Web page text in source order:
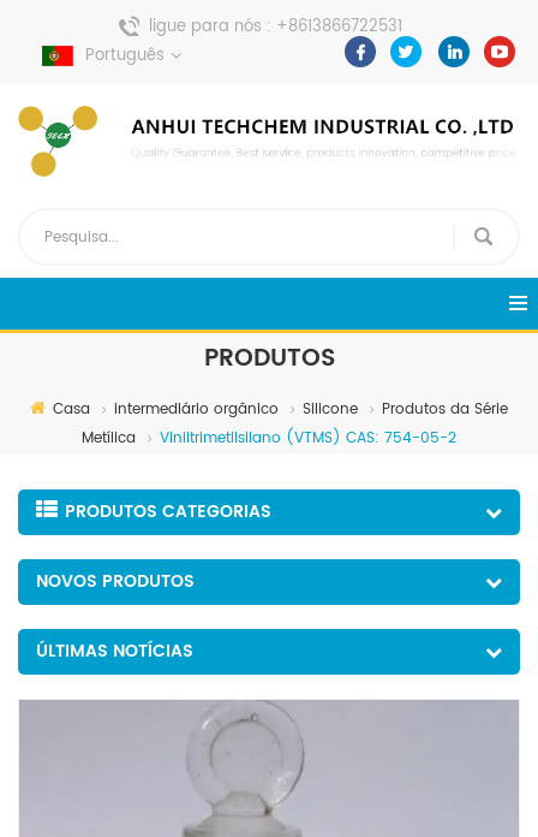
ligue para nós : +8613866722531
envie uma mensagem :
pweiping@techemi.com
Português
PRODUTOS
Casa intermediário orgânico Silicone
Produtos da Série
Metílica
Viniltrimetilsilano (VTMS) CAS: 754-05-2
PRODUTOS CATEGORIAS
NOVOS PRODUTOS
ÚLTIMAS NOTÍCIAS